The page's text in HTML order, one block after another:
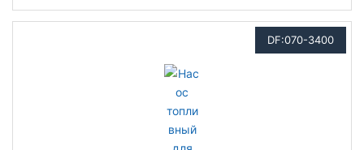
DF:070-3400